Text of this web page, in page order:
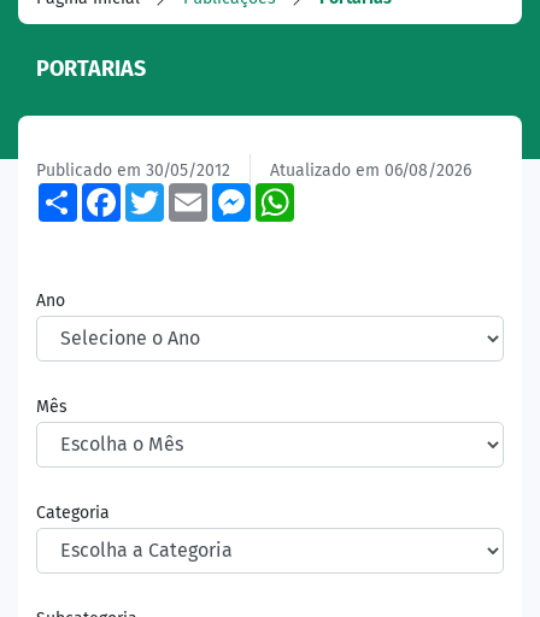
PORTARIAS
Publicado em 30/05/2012 Atualizado em 06/08/2026
ShareFacebook
TwitterEmailMessenger
Ano
Mês
Categoria